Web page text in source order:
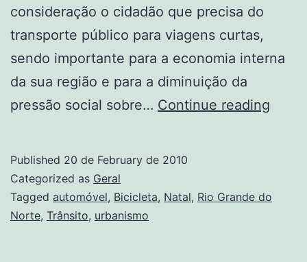
consideração o cidadão que precisa do
transporte público para viagens curtas,
sendo importante para a economia interna
da sua região e para a diminuição da
pressão social sobre… Continue reading
Published 20 de February de 2010
Categorized as Geral
Tagged automóvel, Bicicleta, Natal, Rio Grande do
Norte, Trânsito, urbanismo